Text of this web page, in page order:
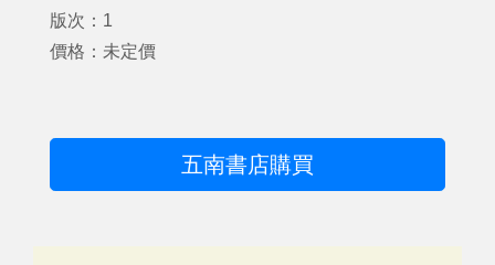
版次：1
價格：未定價
五南書店購買